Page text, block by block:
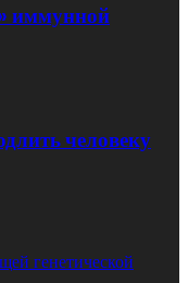
иммунной
человеку